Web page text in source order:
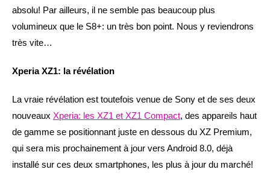
absolu! Par ailleurs, il ne semble pas beaucoup plus
volumineux que le S8+: un très bon point. Nous y reviendrons
très vite…
Xperia XZ1: la révélation
La vraie révélation est toutefois venue de Sony et de ses deux
nouveaux Xperia: les XZ1 et XZ1 Compact, des appareils haut
de gamme se positionnant juste en dessous du XZ Premium,
qui sera mis prochainement à jour vers Android 8.0, déjà
installé sur ces deux smartphones, les plus à jour du marché!